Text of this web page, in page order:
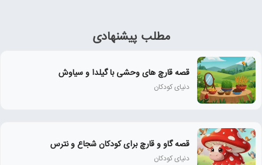
مطلب پیشنهادی
قصه قارچ های وحشی با گیلدا و سیاوش
دنیای کودکان
قصه گاو و قارچ برای کودکان شجاع و نترس
دنیای کودکان